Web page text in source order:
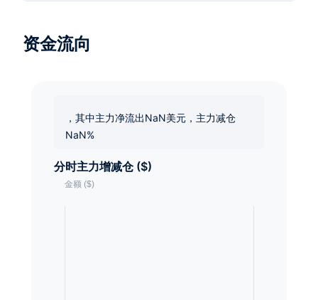
资金流向
，其中主力净流出NaN美元，主力减仓
NaN%
分时主力增减仓 ($)